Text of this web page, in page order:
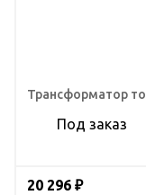
Трансформатор
Под заказ
20 296 ₽